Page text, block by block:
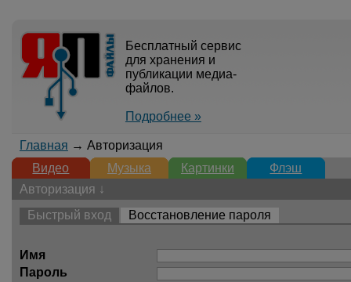
Бесплатный сервис
для хранения и
публикации медиа-
файлов.
Подробнее »
Главная → Авторизация
Видео
Музыка Картинки
Флэш
Авторизация ↓
Быстрый вход
Восстановление пароля
Имя
Пароль